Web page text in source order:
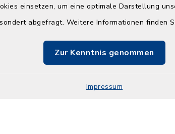
einsetzen, um eine optimale Darstellung
abgefragt. Weitere Informationen finden
Zur Kenntnis genommen
Impressum
14:00 bis
Freitag